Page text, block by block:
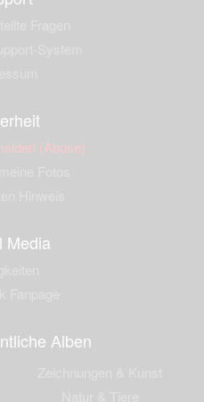
(Abuse)
Media
Alben